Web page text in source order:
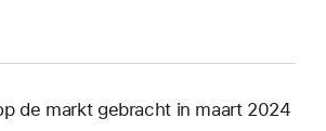
de markt gebracht in maart 2024